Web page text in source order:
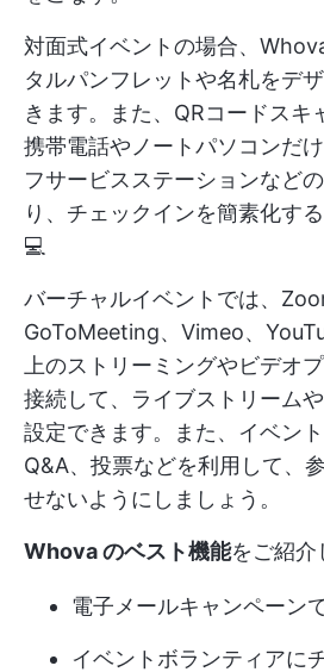
対面式イベントの場合、
タルパンフレットや名札をデ
きます。また、QRコードスキ
携帯電話やノートパソコンだ
フサービスステーションなど
り、チェックインを簡素化す
💻
バーチャルイベントでは、
GoToMeeting、Vimeo、
上のストリーミングやビデオ
接続して、ライブストリーム
設定できます。また、イベン
Q&A、投票などを利用して、
せないようにしましょう。
Whova のベスト機能をご紹介
電子メールキャンペーン
イベントボランティアに